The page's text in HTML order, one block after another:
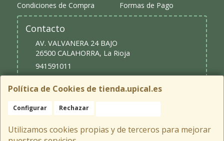
Política de Cookies de tienda.upical.es
Configurar Rechazar
Utilizamos cookies propias y de terceros para mejorar
Condiciones de Compra
Formas de Pago
Contacto
AV. VALVANERA 24 BAJO
26500 CALAHORRA, La Rioja
941591011
upical@upical.es
Horario
9:30 - 13:30 y 16:30 - 20:00